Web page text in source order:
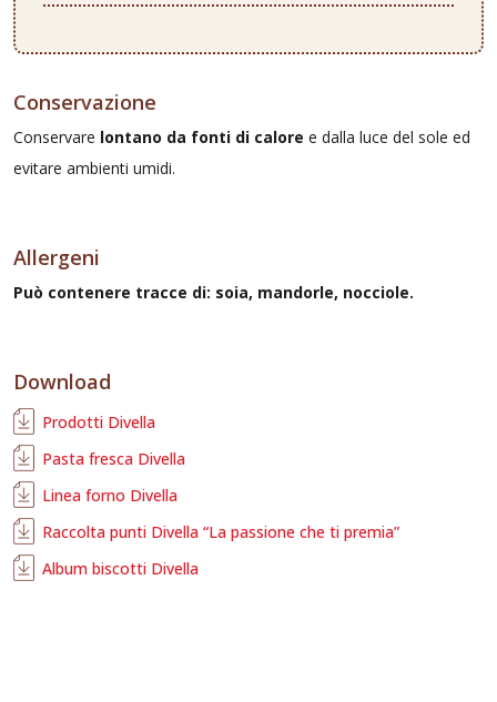
Conservazione
Conservare lontano da fonti di calore e dalla luce del sole ed
evitare ambienti umidi.
Allergeni
Può contenere tracce di: soia, mandorle, nocciole.
Download
Prodotti Divella
Pasta fresca Divella
Linea forno Divella
Raccolta punti Divella “La passione che ti premia”
Album biscotti Divella